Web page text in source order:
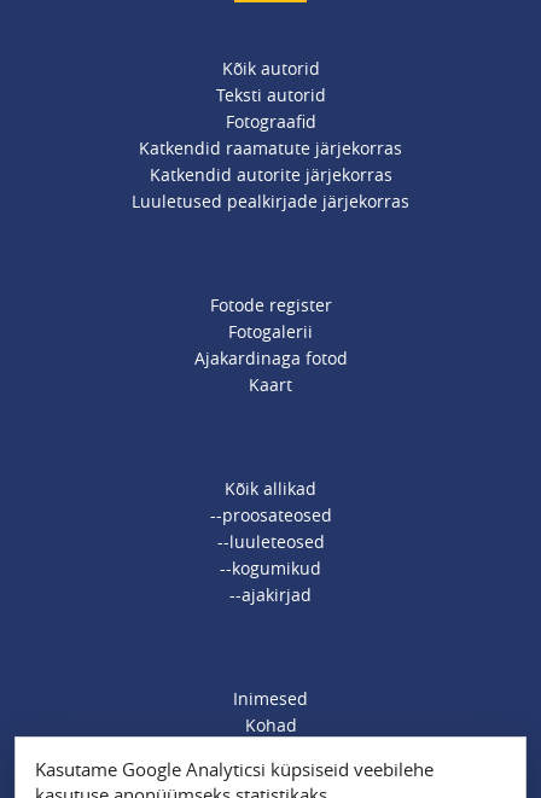
Kõik autorid
Teksti autorid
Fotograafid
Katkendid raamatute järjekorras
Katkendid autorite järjekorras
Luuletused pealkirjade järjekorras
Fotode register
Fotogalerii
Ajakardinaga fotod
Kaart
Kõik allikad
--proosateosed
--luuleteosed
--kogumikud
--ajakirjad
Inimesed
Kohad
Organisatsioonid
Kasutame Google Analyticsi küpsiseid veebilehe